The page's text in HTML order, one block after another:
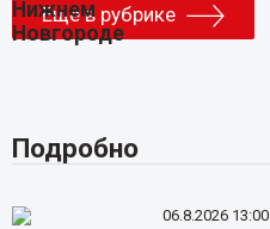
Еще в рубрике
Подробно
06.8.2026 13:00